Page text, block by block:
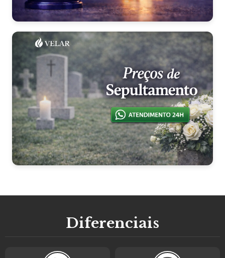
Diferenciais